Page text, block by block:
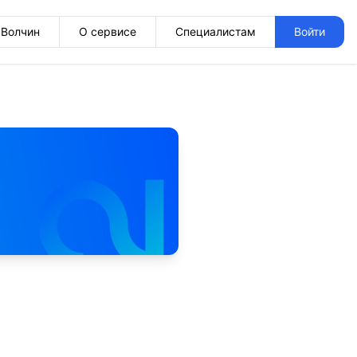
Волчин О сервисе Специалистам Войти